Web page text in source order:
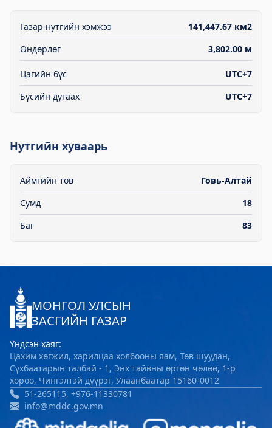
Газар нутгийн хэмжээ
141,447.67 км2
Өндөрлөг
3,802.00 м
Цагийн бүс
UTC+7
Бүсийн дугаах
UTC+7
Нутгийн хуваарь
Аймгийн төв
Говь-Алтай
Сумд
18
Баг
83
МОНГОЛ УЛСЫН
ЗАСГИЙН ГАЗАР
Үндсэн хаяг:
Цахим хөгжил, харилцаа холбооны яам, Төв шуудан,
Сүхбаатарын талбай - 1, Энх тайвны өргөн чөлөө, 1-р
хороо, Чингэлтэй дүүрэг, Улаанбаатар 15160-0012
51-265115, +976-11330781
info@mddc.gov.mn